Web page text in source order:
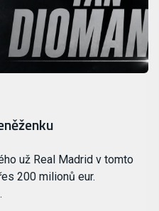
už Real Madrid v tomto
200 milionů eur.